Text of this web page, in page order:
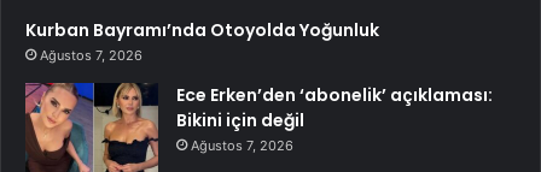
Kurban Bayramı’nda Otoyolda Yoğunluk
Ağustos 7, 2026
Ece Erken’den ‘abonelik’ açıklaması:
Bikini için değil
Ağustos 7, 2026